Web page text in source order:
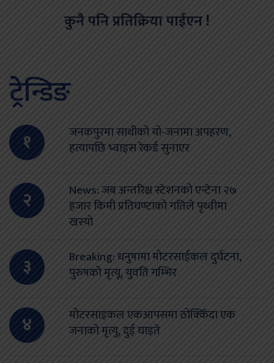
कुनै पनि प्रतिक्रिया पाईएन !
ट्रेन्डिङ
१
जनकपुरमा साथीको यो-जनामा अपहरण,
हत्यापछि भ्वाइस रेकर्ड सुनाएर
२
News: जब अन्तरिक्ष स्टेशनको एन्टेना २७
हजार किमी प्रतिघण्टाको गतिले पृथ्वीमा
खस्यो
३
Breaking: धनुषामा मोटरसाईकल दुर्घटना,
पुरुषको मृत्यू, युवति गम्भिर
४
मोटरसाइकल एकआपसमा ठोक्किँदा एक
जनाको मृत्यु, दुई घाइते